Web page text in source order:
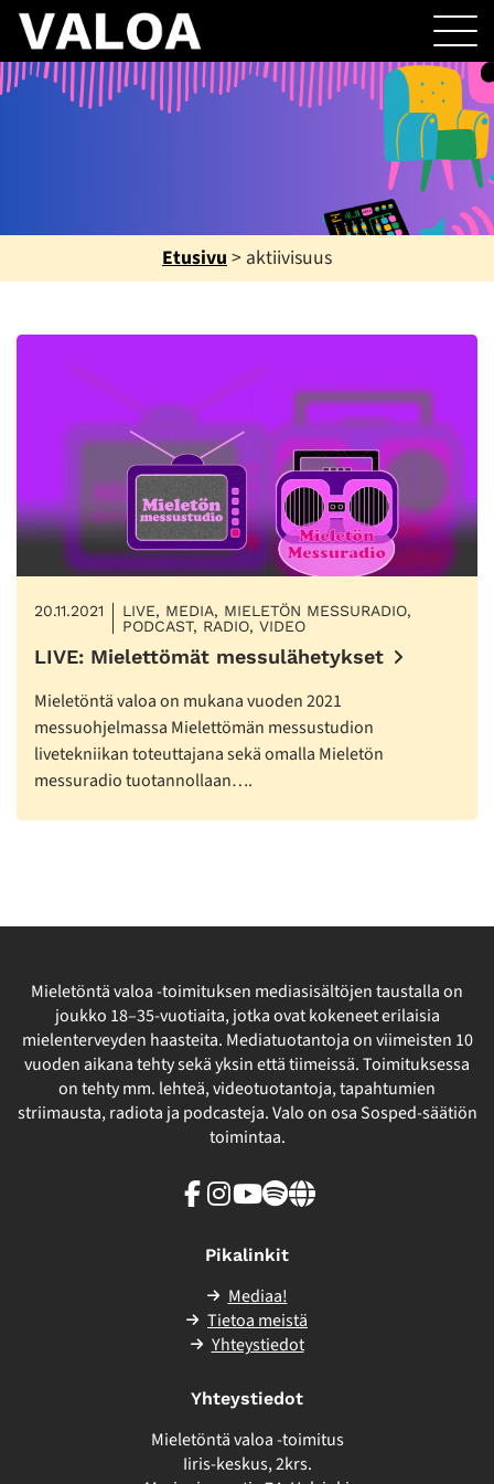
Etusivu > aktiivisuus
20.11.2021
LIVE, MEDIA, MIELETÖN MESSURADIO,
PODCAST, RADIO, VIDEO
LIVE: Mielettömät messulähetykset
Mieletöntä valoa on mukana vuoden 2021
messuohjelmassa Mielettömän messustudion
livetekniikan toteuttajana sekä omalla Mieletön
messuradio tuotannollaan….
Mieletöntä valoa -toimituksen mediasisältöjen taustalla on
joukko 18–35-vuotiaita, jotka ovat kokeneet erilaisia
mielenterveyden haasteita. Mediatuotantoja on viimeisten 10
vuoden aikana tehty sekä yksin että tiimeissä. Toimituksessa
on tehty mm. lehteä, videotuotantoja, tapahtumien
striimausta, radiota ja podcasteja. Valo on osa Sosped-säätiön
toimintaa.
Facebook
Instagram
Youtube
SpotifyLinkki
Pikalinkit
Mediaa!
Tietoa meistä
Yhteystiedot
Yhteystiedot
Mieletöntä valoa -toimitus
Iiris-keskus, 2krs.